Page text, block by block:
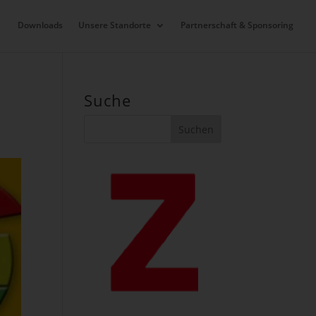
Downloads Unsere Standorte Partnerschaft & Sponsoring
Suche